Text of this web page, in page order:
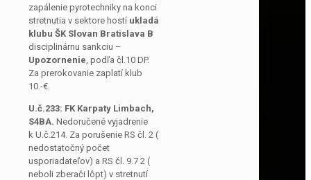
zapálenie pyrotechniky na konci
stretnutia v sektore hostí ukladá
klubu ŠK Slovan Bratislava B
disciplinárnu sankciu –
Upozornenie , podľa čl.10 DP.
Za prerokovanie zaplatí klub
10.-€.
U.č.233: FK Karpaty Limbach,
S4BA. Nedoručené vyjadrenie
k U.č.214. Za porušenie RS čl. 2 (
nedostatočný počet
usporiadateľov) a RS čl. 9.7 2 (
neboli zberači lôpt) v stretnutí